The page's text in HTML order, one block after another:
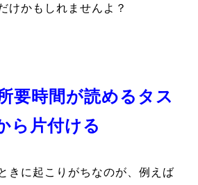
けかもしれませんよ？
要時間が読めるタス
ら片付ける
きに起こりがちなのが、例えば